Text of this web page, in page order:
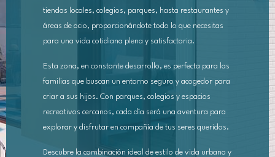
tiendas locales, colegios, parques, hasta restaurantes y
áreas de ocio, proporcionándote todo lo que necesitas
para una vida cotidiana plena y satisfactoria.
Esta zona, en constante desarrollo, es perfecta para las
familias que buscan un entorno seguro y acogedor para
criar a sus hijos. Con parques, colegios y espacios
recreativos cercanos, cada día será una aventura para
explorar y disfrutar en compañía de tus seres queridos.
Descubre la combinación ideal de estilo de vida urbano y